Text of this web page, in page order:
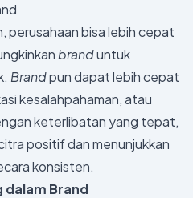
perusahaan bisa lebih cepat
branduntuk
Brandpun dapat lebih cepat
kesalahpahaman, atau
keterlibatan yang tepat,
positif dan menunjukkan
konsisten.
dalam Brand